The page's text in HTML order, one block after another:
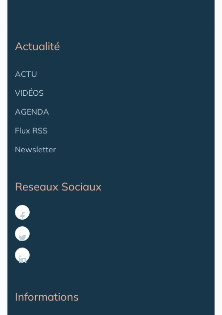
Actualité
ACTU
VIDÉOS
AGENDA
Flux RSS
Newsletter
Reseaux Sociaux
Informations